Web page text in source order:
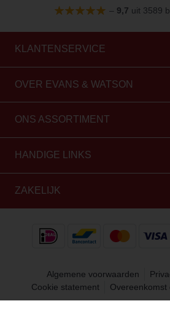
– 9,7 uit 3589
KLANTENSERVICE
OVER EVANS & WATSON
ONS ASSORTIMENT
HANDIGE LINKS
ZAKELIJK
Algemene voorwaarden
Cookie statement
Overeenkomst